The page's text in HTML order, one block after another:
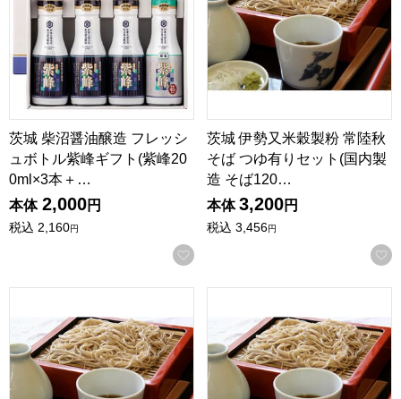
茨城 柴沼醤油醸造 フレッシ
ュボトル紫峰ギフト(紫峰20
0ml×3本＋…
本体 2,000円
税込 2,160円
お気に入りに登録する
茨城 伊勢又米穀製粉 常陸秋
そば つゆ有りセット(国内製
造 そば120…
本体 3,200円
税込 3,456円